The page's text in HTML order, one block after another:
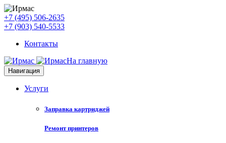
+7 (495) 506-2635
+7 (903) 540-5533
Контакты
На главную
Навигация
Услуги
Заправка картриджей
Ремонт принтеров